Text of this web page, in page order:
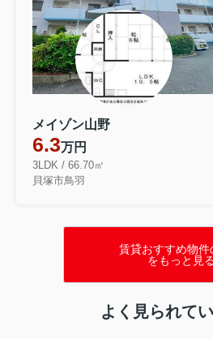
メイゾン山野
6.3万円
3LDK / 66.70㎡
貝塚市鳥羽
賃貸おすすめ物件
をもっと見
よく見られて